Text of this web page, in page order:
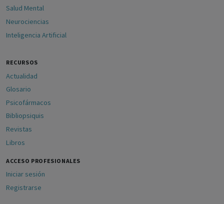
Salud Mental
Neurociencias
Inteligencia Artificial
RECURSOS
Actualidad
Glosario
Psicofármacos
Bibliopsiquis
Revistas
Libros
ACCESO PROFESIONALES
Iniciar sesión
Registrarse